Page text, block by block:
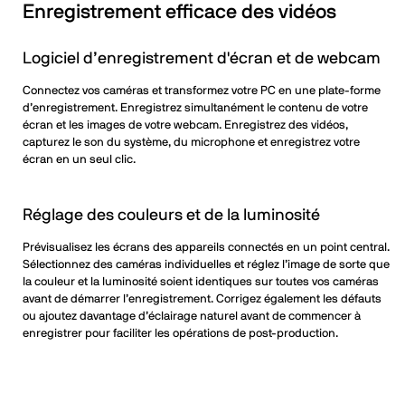
Enregistrement efficace des vidéos
Logiciel d’enregistrement d'écran et de webcam
Connectez vos caméras et transformez votre PC en une plate-forme
d’enregistrement. Enregistrez simultanément le contenu de votre
écran et les images de votre webcam. Enregistrez des vidéos,
capturez le son du système, du microphone et enregistrez votre
écran en un seul clic.
Réglage des couleurs et de la luminosité
Prévisualisez les écrans des appareils connectés en un point central.
Sélectionnez des caméras individuelles et réglez l’image de sorte que
la couleur et la luminosité soient identiques sur toutes vos caméras
avant de démarrer l’enregistrement. Corrigez également les défauts
ou ajoutez davantage d’éclairage naturel avant de commencer à
enregistrer pour faciliter les opérations de post-production.